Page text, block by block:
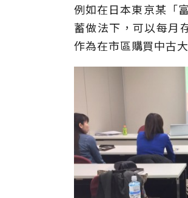
例如在日本東京某「
蓄做法下，可以每月
作為在市區購買中古